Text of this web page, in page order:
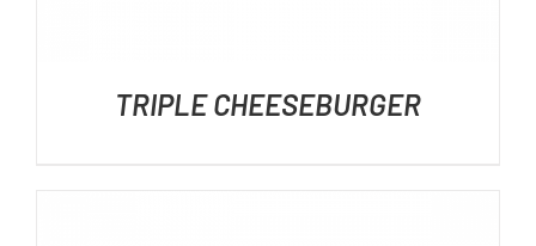
TRIPLE CHEESEBURGER